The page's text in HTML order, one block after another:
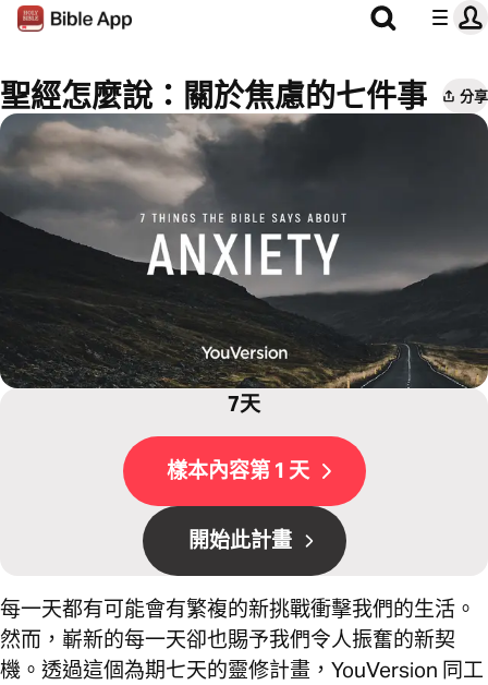
聖經怎麼說：關於焦慮的七件事 分享
7天
樣本內容第 1 天
開始此計畫
每一天都有可能會有繁複的新挑戰衝擊我們的生活。
然而，嶄新的每一天卻也賜予我們令人振奮的新契
機。透過這個為期七天的靈修計畫，YouVersion 同工